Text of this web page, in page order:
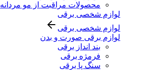
محصولات مراقبت از مو مردانه
لوازم شخصی برقی
لوازم شخصی برقی
لوازم برقی صورت و بدن
بند انداز برقی
فرمژه برقی
سنگ پا برقی